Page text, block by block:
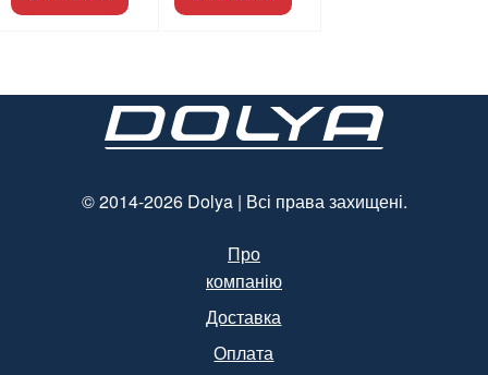
© 2014-2026 Dolya | Всі права захищені.
Про
компанію
Доставка
Оплата